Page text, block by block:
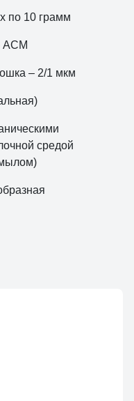
по 10 грамм
АСМ
– 2/1 мкм
средой